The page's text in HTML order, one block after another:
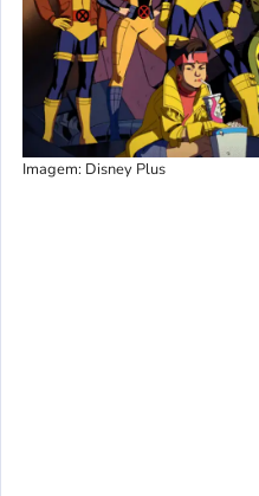
Imagem: Disney Plus